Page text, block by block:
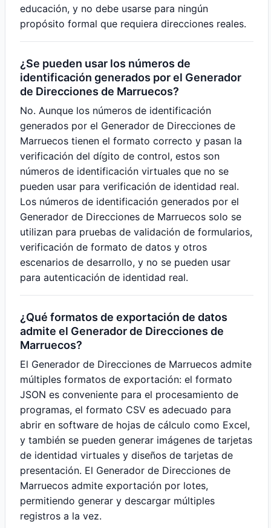
educación, y no debe usarse para ningún
propósito formal que requiera direcciones reales.
¿Se pueden usar los números de
identificación generados por el Generador
de Direcciones de Marruecos?
No. Aunque los números de identificación
generados por el Generador de Direcciones de
Marruecos tienen el formato correcto y pasan la
verificación del dígito de control, estos son
números de identificación virtuales que no se
pueden usar para verificación de identidad real.
Los números de identificación generados por el
Generador de Direcciones de Marruecos solo se
utilizan para pruebas de validación de formularios,
verificación de formato de datos y otros
escenarios de desarrollo, y no se pueden usar
para autenticación de identidad real.
¿Qué formatos de exportación de datos
admite el Generador de Direcciones de
Marruecos?
El Generador de Direcciones de Marruecos admite
múltiples formatos de exportación: el formato
JSON es conveniente para el procesamiento de
programas, el formato CSV es adecuado para
abrir en software de hojas de cálculo como Excel,
y también se pueden generar imágenes de tarjetas
de identidad virtuales y diseños de tarjetas de
presentación. El Generador de Direcciones de
Marruecos admite exportación por lotes,
permitiendo generar y descargar múltiples
registros a la vez.